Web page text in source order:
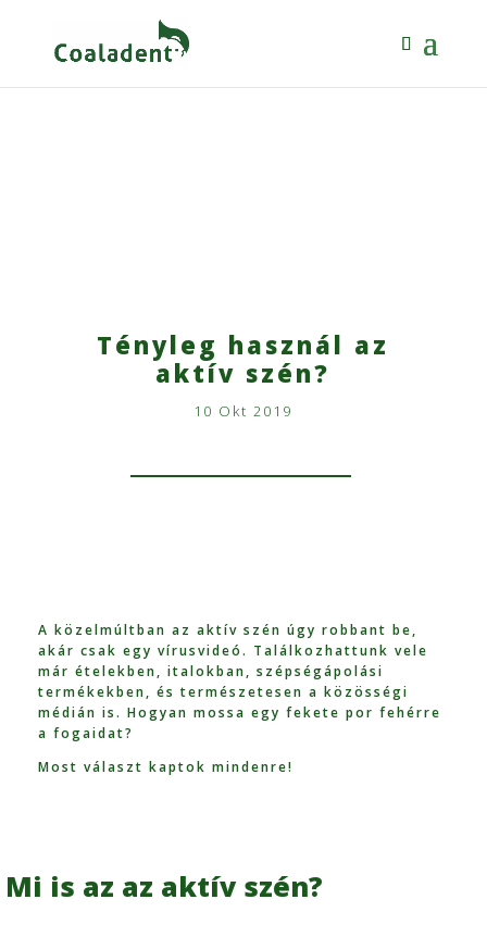
Tényleg használ az
aktív szén?
10 Okt 2019
A közelmúltban az aktív szén úgy robbant be,
akár csak egy vírusvideó. Találkozhattunk vele
már ételekben, italokban, szépségápolási
termékekben, és természetesen a közösségi
médián is. Hogyan mossa egy fekete por fehérre
a fogaidat?
Most választ kaptok mindenre!
Mi is az az aktív szén?